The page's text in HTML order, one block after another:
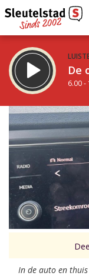
De
6.00 -
STRAKS:
De middag
12.00 - 19.00 uur
Vorig uur
In de auto en